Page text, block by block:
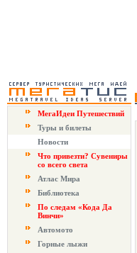
МегаИдеи Путешествий
Туры и билеты
Новости
Что привезти? Сувениры
со всего света
Атлас Мира
Библиотека
По следам «Кода Да
Винчи»
Автомото
Горные лыжи